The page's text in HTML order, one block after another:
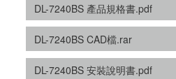
DL-7240BS 產品規格書.pdf
DL-7240BS CAD檔.rar
DL-7240BS 安裝說明書.pdf